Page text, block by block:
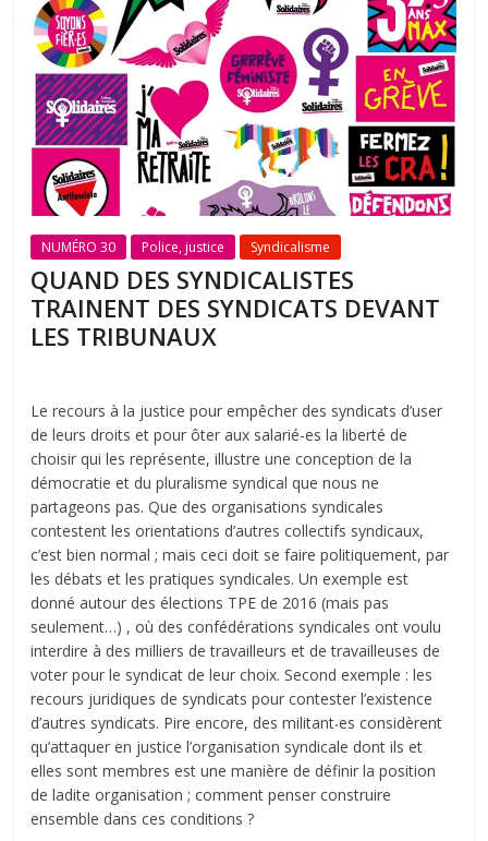
NUMÉRO 30 Police, justice Syndicalisme
QUAND DES SYNDICALISTES
TRAINENT DES SYNDICATS DEVANT
LES TRIBUNAUX
Le recours à la justice pour empêcher des syndicats d’user
de leurs droits et pour ôter aux salarié-es la liberté de
choisir qui les représente, illustre une conception de la
démocratie et du pluralisme syndical que nous ne
partageons pas. Que des organisations syndicales
contestent les orientations d’autres collectifs syndicaux,
c’est bien normal ; mais ceci doit se faire politiquement, par
les débats et les pratiques syndicales. Un exemple est
donné autour des élections TPE de 2016 (mais pas
seulement…) , où des confédérations syndicales ont voulu
interdire à des milliers de travailleurs et de travailleuses de
voter pour le syndicat de leur choix. Second exemple : les
recours juridiques de syndicats pour contester l’existence
d’autres syndicats. Pire encore, des militant⸳es considèrent
qu’attaquer en justice l’organisation syndicale dont ils et
elles sont membres est une manière de définir la position
de ladite organisation ; comment penser construire
ensemble dans ces conditions ?